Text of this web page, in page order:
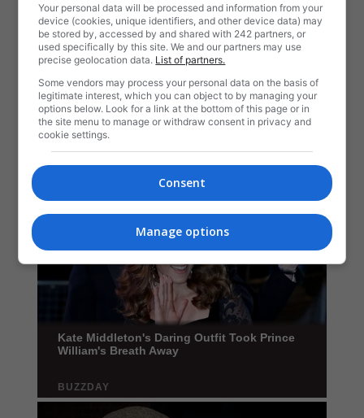
Your personal data will be processed and information from your
device (cookies, unique identifiers, and other device data) may
be stored by, accessed by and shared with 242 partners, or
used specifically by this site. We and our partners may use
precise geolocation data. List of partners.
Some vendors may process your personal data on the basis of
legitimate interest, which you can object to by managing your
options below. Look for a link at the bottom of this page or in
the site menu to manage or withdraw consent in privacy and
cookie settings.
Consent
Manage options